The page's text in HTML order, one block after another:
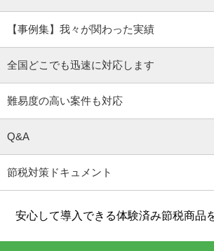
【事例集】我々が関わった実績
全国どこでも迅速に対応します
難易度の高い案件も対応
Q&A
節税対策ドキュメント
安心して導入できる体験済み節税商品